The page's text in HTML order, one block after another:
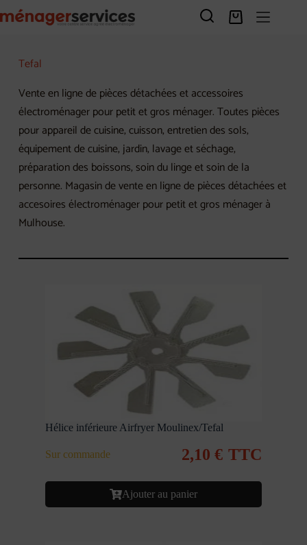
au
Panier
Tefal
Vente en ligne de pièces détachées et accessoires
électroménager pour petit et gros ménager. Toutes pièces
pour appareil de cuisine, cuisson, entretien des sols,
équipement de cuisine, jardin, lavage et séchage,
préparation des boissons, soin du linge et soin de la
personne. Magasin de vente en ligne de pièces détachées et
accesoires électroménager pour petit et gros ménager à
Mulhouse.
Hélice inférieure Airfryer Moulinex/Tefal
Sur commande 2,10 € TTC
Ajouter au panier